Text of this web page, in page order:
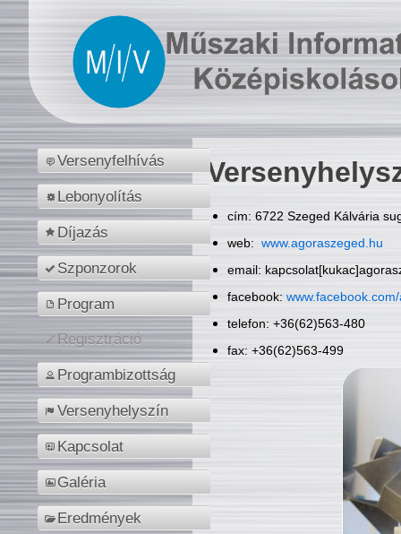
Versenyfelhívás
Lebonyolítás
Díjazás
Szponzorok
Program
Regisztráció
Programbizottság
Versenyhelyszín
Kapcsolat
Galéria
Eredmények
cím: 6722 Szeged Kálvária
web: www.agoraszeged.hu
email:
facebook:
telefon: +36(62)563-480
fax: +36(62)563-499